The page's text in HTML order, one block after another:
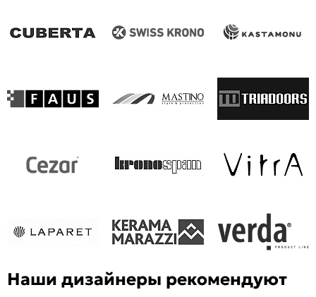
Наши дизайнеры рекомендуют